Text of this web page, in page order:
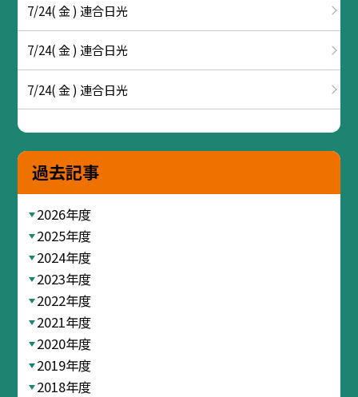
7/24( 金 ) 連合日光
7/24( 金 ) 連合日光
7/24( 金 ) 連合日光
過去記事
2026年度
2025年度
2024年度
2023年度
2022年度
2021年度
2020年度
2019年度
2018年度